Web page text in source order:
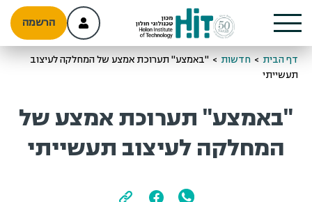
הרשמה
דף הבית > חדשות > "באמצע" תערוכת אמצע של המחלקה לעיצוב
תעשייתי
"באמצע" תערוכת אמצע של
המחלקה לעיצוב תעשייתי